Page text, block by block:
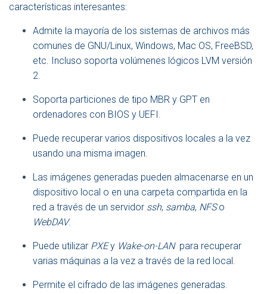
características interesantes:
Admite la mayoría de los sistemas de archivos más
comunes de GNU/Linux, Windows, Mac OS, FreeBSD,
etc. Incluso soporta volúmenes lógicos LVM versión
2.
Soporta particiones de tipo MBR y GPT en
ordenadores con BIOS y UEFI.
Puede recuperar varios dispositivos locales a la vez
usando una misma imagen.
Las imágenes generadas pueden almacenarse en un
dispositivo local o en una carpeta compartida en la
red a través de un servidor ssh, samba, NFSo
WebDAV.
Puede utilizar PXEy Wake-on-LANpara recuperar
varias máquinas a la vez a través de la red local.
Permite el cifrado de las imágenes generadas.